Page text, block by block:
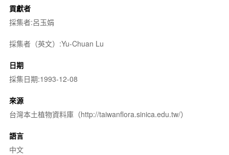
貢獻者
採集者:呂玉娟
採集者（英文）:Yu-Chuan Lu
日期
採集日期:1993-12-08
來源
台灣本土植物資料庫（http://taiwanflora.sinica.edu.tw/）
語言
中文